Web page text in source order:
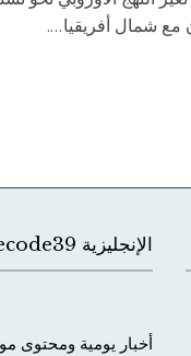
مع شمال أفريقيا....
الإنجليزية Decode39
أخبار يومية ومحتوى